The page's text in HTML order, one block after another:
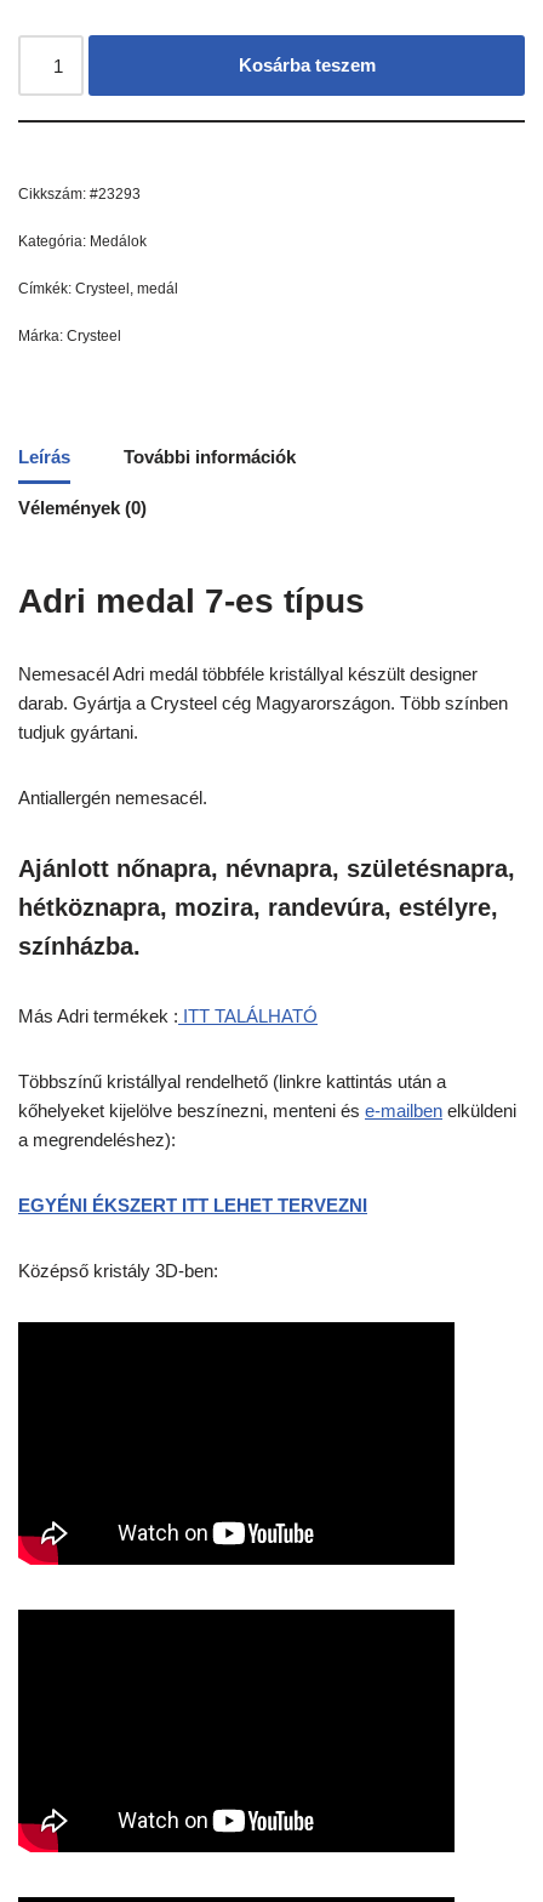
Kosárba teszem
Cikkszám: #23293
Kategória: Medálok
Címkék: Crysteel , medál
Márka: Crysteel
Leírás További információk
Vélemények (0)
Adri medal 7-es típus
Nemesacél Adri medál többféle kristállyal készült designer
darab. Gyártja a Crysteel cég Magyarországon. Több színben
tudjuk gyártani.
Antiallergén nemesacél.
Ajánlott nőnapra, névnapra, születésnapra,
hétköznapra, mozira, randevúra, estélyre,
színházba.
Más Adri termékek : ITT TALÁLHATÓ
Többszínű kristállyal rendelhető (linkre kattintás után a
kőhelyeket kijelölve beszínezni, menteni és e-mailben elküldeni
a megrendeléshez):
EGYÉNI ÉKSZERT ITT LEHET TERVEZNI
Középső kristály 3D-ben: